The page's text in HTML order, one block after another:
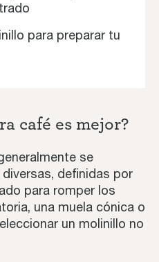
para preparar tu
café es mejor?
se
definidas por
para romper los
una muela cónica o
un molinillo no